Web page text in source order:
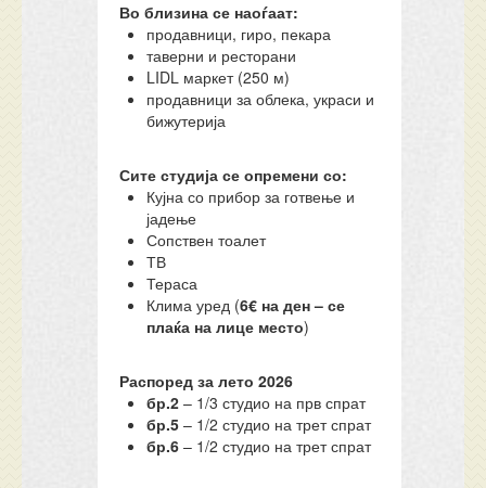
Во близина се наоѓаат:
продавници, гиро, пекара
таверни и ресторани
LIDL маркет (250 м)
продавници за облека, украси и
бижутерија
Сите студија се опремени со:
Кујна со прибор за готвење и
јадење
Сопствен тоалет
ТВ
Тераса
Клима уред (6€ на ден – се
плаќа на лице место)
Распоред за лето 2026
бр.2 – 1/3 студио на прв спрат
бр.5 – 1/2 студио на трет спрат
бр.6 – 1/2 студио на трет спрат